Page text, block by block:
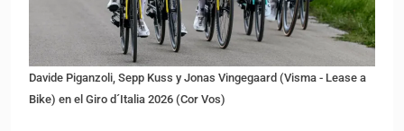
Davide Piganzoli, Sepp Kuss y Jonas Vingegaard (Visma - Lease a
Bike) en el Giro d´Italia 2026 (Cor Vos)